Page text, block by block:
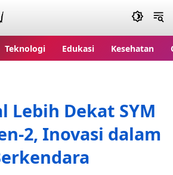
Teknologi Edukasi Kesehatan
Lebih Dekat SYM
2, Inovasi dalam